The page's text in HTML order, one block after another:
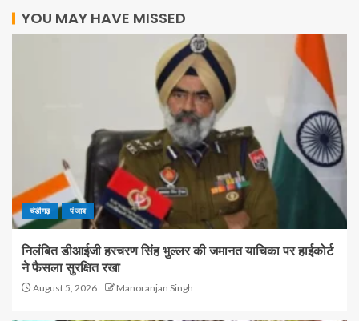
YOU MAY HAVE MISSED
चंडीगढ़ पंजाब
निलंबित डीआईजी हरचरण सिंह भुल्लर की जमानत याचिका पर हाईकोर्ट
ने फैसला सुरक्षित रखा
August 5, 2026 Manoranjan Singh